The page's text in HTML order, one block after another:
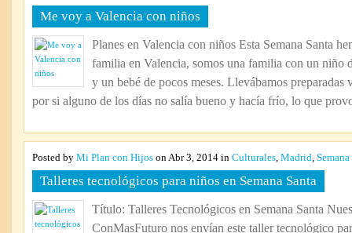
Me
voy
Valencia
con
Me voy a Valencia con niños
Planes en Valencia con niños Esta Semana Santa
familia en Valencia, somos una familia con un niño
y un bebé de pocos meses. Llevábamos preparadas
por si alguno de los días no salía bueno y hacía frío, lo que
Posted by Mi Plan con Hijos on Abr 3, 2014 in Culturales, Madrid, Semana
Talleres tecnológicos para niños en Semana Santa
Título: Talleres Tecnológicos en Semana Santa
ConMasFuturo nos envían este taller tecnológico